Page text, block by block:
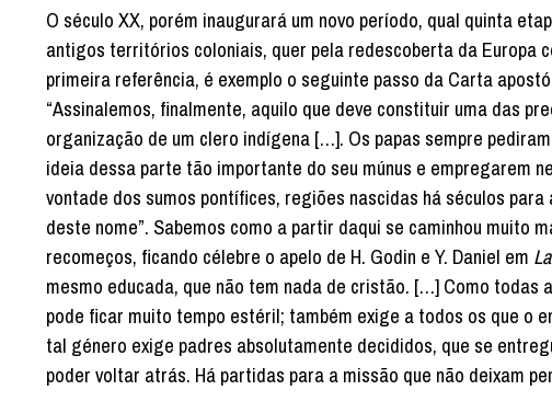
O século XX, porém inaugurará um novo período, qual quinta
antigos territórios coloniais, quer pela redescoberta da Europa
primeira referência, é exemplo o seguinte passo da Carta
“Assinalemos, finalmente, aquilo que deve constituir uma das
organização de um clero indígena […]. Os papas sempre
ideia dessa parte tão importante do seu múnus e empregarem
vontade dos sumos pontífices, regiões nascidas há séculos
deste nome”. Sabemos como a partir daqui se caminhou muito
recomeços, ficando célebre o apelo de H. Godin e Y. Daniel em
mesmo educada, que não tem nada de cristão. […] Como
pode ficar muito tempo estéril; também exige a todos os que o
tal género exige padres absolutamente decididos, que se
poder voltar atrás. Há partidas para a missão que não deixam